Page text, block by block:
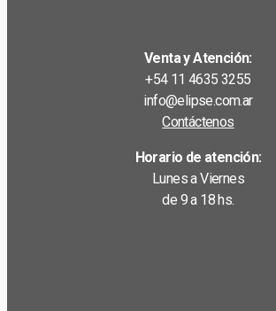
Venta y Atención:
+54 11 4635 3255
info@elipse.com.ar
Contáctenos
Horario de atención:
Lunes a Viernes
de 9 a 18 hs.